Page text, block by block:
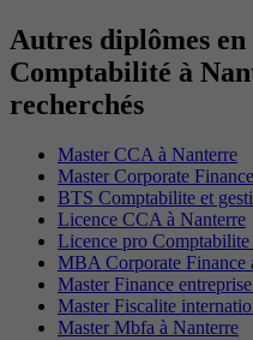
Autres diplômes
Comptabilité à
recherchés
Master CCA à Nanterre
Master Corporate
BTS Comptabilite et
Licence CCA à Nanterre
Licence pro Comptabilite
MBA Corporate Finance
Master Finance
Master Fiscalite
Master Mbfa à Nanterre